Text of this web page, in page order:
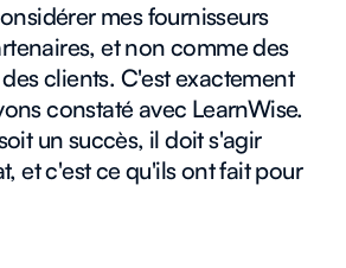
mes fournisseurs
et non comme des
clients. C'est exactement
constaté avec LearnWise.
un succès, il doit s'agir
et c'est ce qu'ils ont fait pour